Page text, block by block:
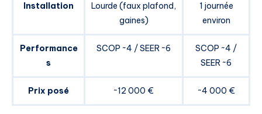
Installation
Lourde (faux plafond,
gaines)
1 journée
environ
Performance
s
SCOP ~4 / SEER ~6
SCOP ~4 /
SEER ~6
Prix posé ~12 000 € ~4 000 €